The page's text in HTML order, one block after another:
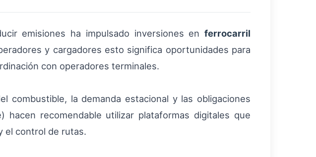
emisiones ha impulsado inversiones en ferrocarril
y cargadores esto significa oportunidades para
con operadores terminales.
combustible, la demanda estacional y las obligaciones
recomendable utilizar plataformas digitales que
el control de rutas.